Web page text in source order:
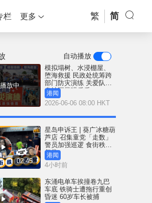
栏 更多 繁 简
自动播放
放中
模拟塌树、水浸棚屋、
堕海救援 民政处统筹跨
部门防灾演练 关爱队化
身社区最强后盾
港闻
2026-06-06 08:00 HKT
02:45
星岛申诉王 | 葵广冰糖葫
芦店 召集童党「走数」
警员加强巡逻 食街秩序
复常
港闻
4小时前
东涌电单车挨撞卷九巴
车底 铁骑士遭拖行重创
昏迷 60岁车长被捕